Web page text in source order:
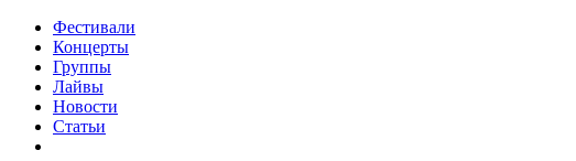
Фестивали
Концерты
Группы
Лайвы
Новости
Статьи